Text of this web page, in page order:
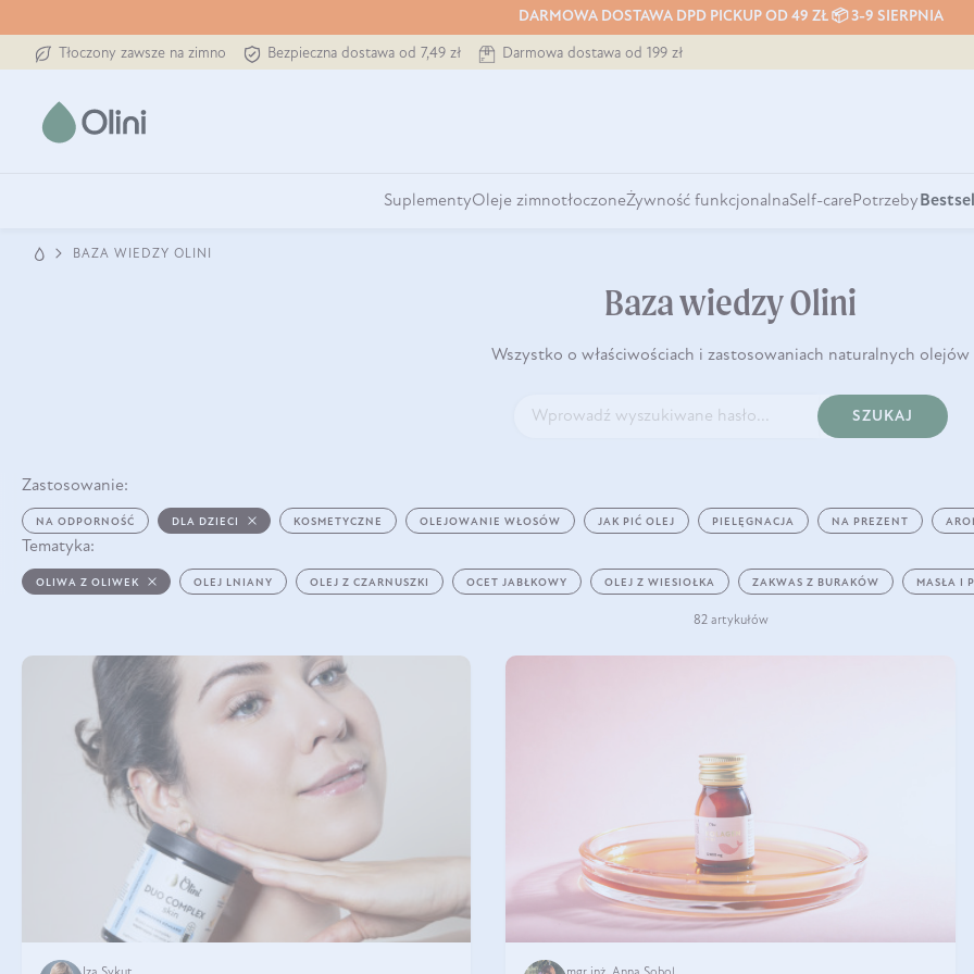
DARMOWA DOSTAWA DPD PICKUP OD 49 ZŁ 📦 3-9 SIERPNIA
Tłoczony zawsze na zimno Bezpieczna dostawa od 7,49 zł Darmowa dostawa od 199 zł
SuplementyOleje zimnotłoczoneŻywność funkcjonalnaSelf-carePotrzeby
BAZA WIEDZY OLINI
Baza wiedzy Olini
Wszystko o właściwościach i zastosowaniach naturalnych olejów
SZUKAJ
Zastosowanie:
NA ODPORNOŚĆ DLA DZIECI KOSMETYCZNE OLEJOWANIE WŁOSÓW JAK PIĆ OLEJ PIELĘGNACJA NA PREZENT
Tematyka:
OLIWA Z OLIWEK OLEJ LNIANY OLEJ Z CZARNUSZKI OCET JABŁKOWY OLEJ Z WIESIOŁKA ZAKWAS Z BURAKÓW MASŁA I
82 artykułów